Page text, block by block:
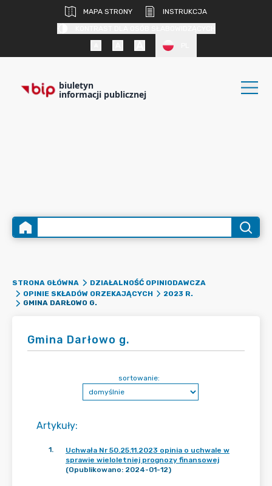
MAPA STRONY
INSTRUKCJA
biuletyn
informacji publicznej
STRONA GŁÓWNA
DZIAŁALNOŚĆ OPINIODAWCZA
OPINIE SKŁADÓW ORZEKAJĄCYCH
2023 R.
GMINA DARŁOWO G.
Gmina Darłowo g.
Artykuły:
sortowanie:
1.
Uchwała Nr 50.25.11.2023 opinia o uchwale w
sprawie wieloletniej prognozy finansowej
(Opublikowano: 2024-01-12)